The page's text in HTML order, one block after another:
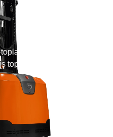
için yüksek
toplayıcılar